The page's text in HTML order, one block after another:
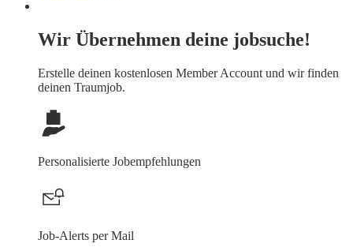
Wir Übernehmen deine jobsuche!
Erstelle deinen kostenlosen Member Account und wir finden
deinen Traumjob.
Personalisierte Jobempfehlungen
Job-Alerts per Mail